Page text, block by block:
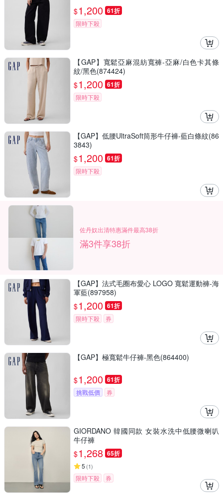
$1,200 61折
限時下殺
【GAP】寬鬆亞麻混紡寬褲-亞麻/白色卡其條
紋/黑色(874424)
$1,200 61折
限時下殺
【GAP】低腰UltraSoft筒形牛仔褲-藍白條紋(86
3843)
$1,200 61折
限時下殺
佐丹奴出清特惠滿件最高38折
滿3件享38折
【GAP】法式毛圈布愛心 LOGO 寬鬆運動褲-海
軍藍(897958)
$1,200 61折
限時下殺 券
【GAP】極寬鬆牛仔褲-黑色(864400)
$1,200 61折
挑戰低價 券
GIORDANO 韓國同款 女裝水洗中低腰微喇叭
牛仔褲
$1,268 65折
5 (1)
限時下殺 券